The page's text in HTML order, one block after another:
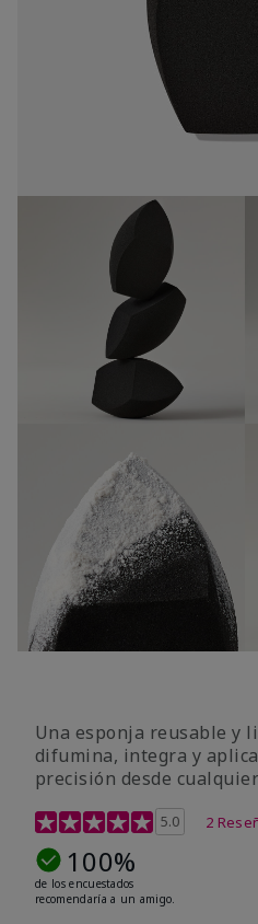
Una esponja reusable y
difumina, integra y
precisión desde
Calificación de clientes de 5
5.0 2
100%
de los encuestados
recomendaría a un amigo.